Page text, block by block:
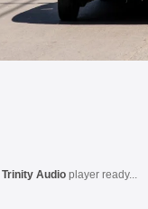
Trinity Audio player ready...